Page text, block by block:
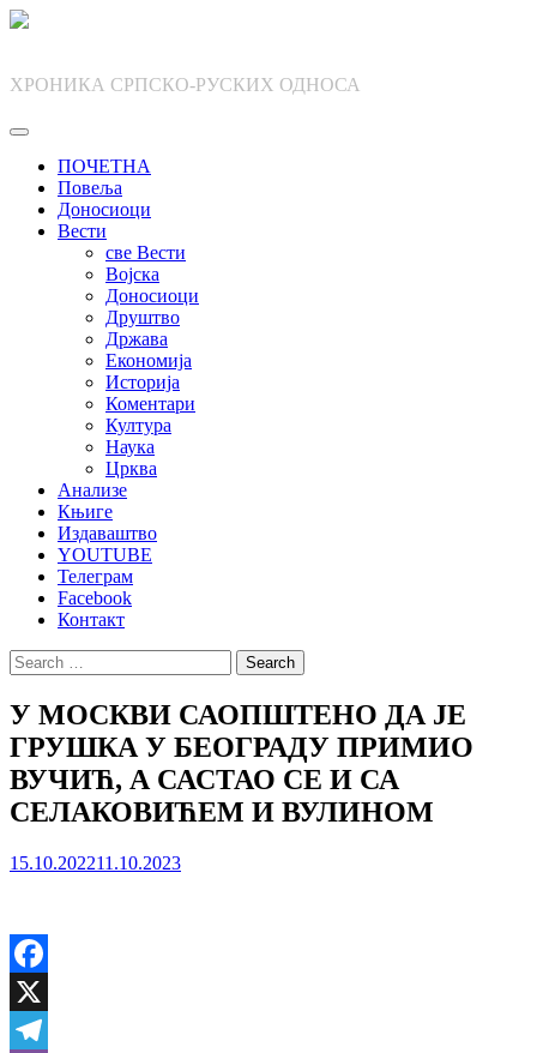
Skip
ХРОНИКА СРПСКО-РУСКИХ ОДНОСА
ПОЧЕТНА
Повеља
Доносиоци
Вести
све Вести
Војска
Доносиоци
Друштво
Држава
Економија
Историја
Коментари
Култура
Наука
Црква
Анализе
Књиге
Издаваштво
YOUTUBE
Телеграм
Facebook
Контакт
Search
for:
У МОСКВИ САОПШТЕНО ДА ЈЕ
ГРУШКА У БЕОГРАДУ ПРИМИО
ВУЧИЋ, А САСТАО СЕ И СА
СЕЛАКОВИЋЕМ И ВУЛИНОМ
15.10.202211.10.2023
Facebook
X